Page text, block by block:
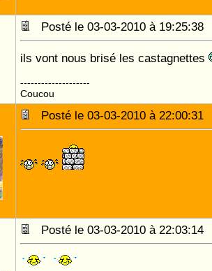
Posté le 03-03-2010 à
ils vont nous brisé les castagnettes
--------------------
Coucou
Posté le 03-03-2010 à
Posté le 03-03-2010 à